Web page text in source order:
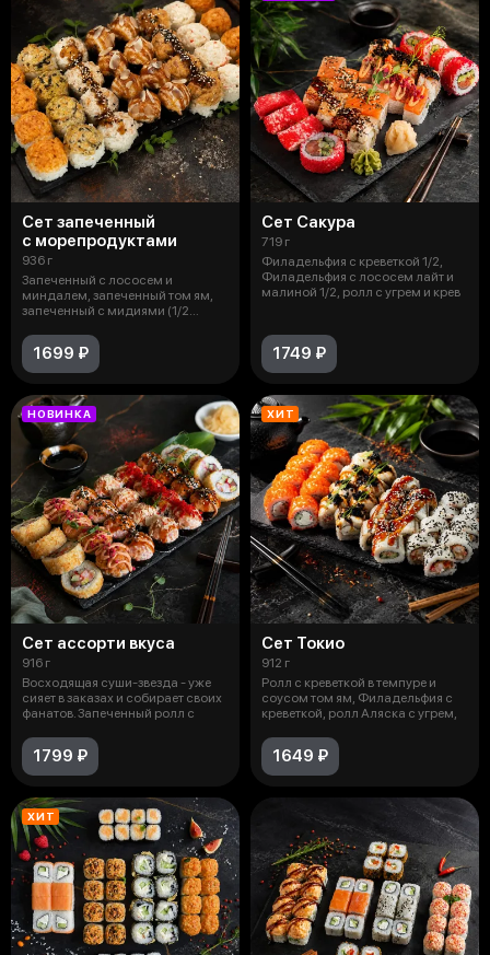
Сет запеченный
с морепродуктами
936 г
Запеченный с лососем и
миндалем, запеченный том ям,
запеченный с мидиями (1/2
1699 ₽
Сет Сакура
719 г
Филадельфия с креветкой 1/2,
Филадельфия с лососем лайт и
малиной 1/2, ролл с угрем и крев
1749 ₽
НОВИНКА
Сет ассорти вкуса
916 г
Восходящая суши-звезда - уже
сияет в заказах и собирает своих
фанатов. Запеченный ролл с
1799 ₽
ХИТ
Сет Токио
912 г
Ролл с креветкой в темпуре и
соусом том ям, Филадельфия с
креветкой, ролл Аляска с угрем,
1649 ₽
ХИТ